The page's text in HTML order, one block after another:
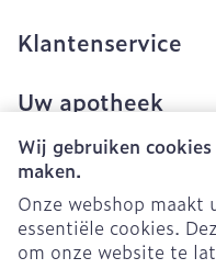
Wij gebruiken
maken.
Onze webshop
essentiële cookies.
om onze website te
Klantenservice
Uw apotheek